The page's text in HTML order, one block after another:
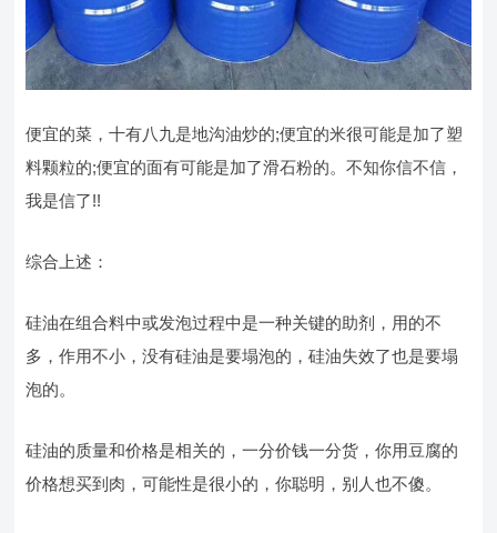
便宜的菜，十有八九是地沟油炒的;便宜的米很可能是加了塑
料颗粒的;便宜的面有可能是加了滑石粉的。不知你信不信，
我是信了!!
综合上述：
硅油在组合料中或发泡过程中是一种关键的助剂，用的不
多，作用不小，没有硅油是要塌泡的，硅油失效了也是要塌
泡的。
硅油的质量和价格是相关的，一分价钱一分货，你用豆腐的
价格想买到肉，可能性是很小的，你聪明，别人也不傻。